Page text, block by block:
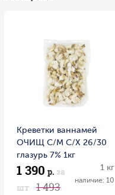
Креветки ваннамей
ОЧИЩ С/М С/Х 26/30
глазурь 7% 1кг
1 390 р. за
шт
1 493
1 кг
наличие: 10